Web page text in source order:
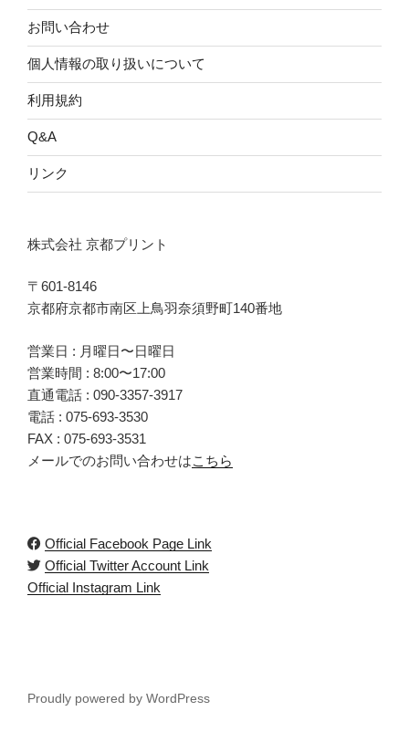
お問い合わせ
個人情報の取り扱いについて
利用規約
Q&A
リンク
株式会社 京都プリント
〒601-8146
京都府京都市南区上鳥羽奈須野町140番地
営業日 : 月曜日〜日曜日
営業時間 : 8:00〜17:00
直通電話 : 090-3357-3917
電話 : 075-693-3530
FAX : 075-693-3531
メールでのお問い合わせはこちら
Official Facebook Page Link
Official Twitter Account Link
Official Instagram Link
Proudly powered by WordPress